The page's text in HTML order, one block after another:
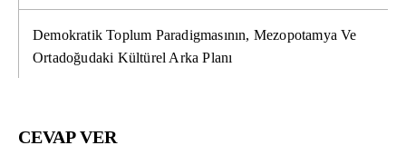
Demokratik Toplum Paradigmasının, Mezopotamya Ve
Ortadoğudaki Kültürel Arka Planı
CEVAP VER